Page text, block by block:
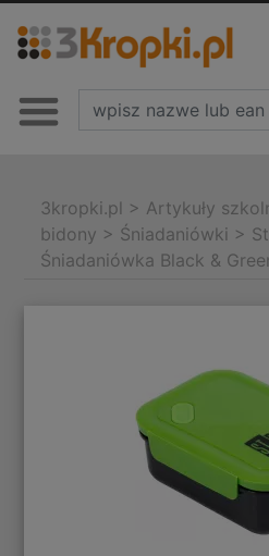
3kropki.pl > Artykuły
bidony > Śniadaniówki >
Śniadaniówka Black &